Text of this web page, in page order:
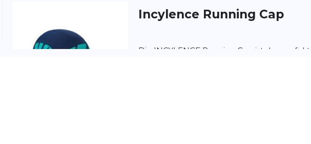
Incylence Running Cap
Die INCYLENCE Running Cap ist das perfekte